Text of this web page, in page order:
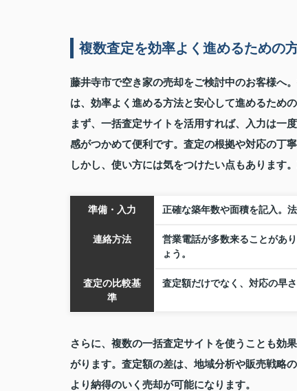
複数査定を効率よく進めるための
藤井寺市で空き家の売却をご検討中のお客様へ
は、効率よく進める方法と安心して進めるため
まず、一括査定サイトを活用すれば、入力は一
感がつかめて便利です。査定の根拠や対応の丁
しかし、使い方には気をつけたい点もあります
準備・入力 正確な築年数や面積を記入。
連絡方法
営業電話が多数来ることがあ
ょう。
査定の比較基
準
査定額だけでなく、対応の早
さらに、複数の一括査定サイトを使うことも効
がります。査定額の差は、地域分析や販売戦略
より納得のいく売却が可能になります。